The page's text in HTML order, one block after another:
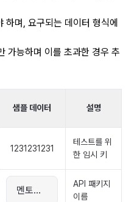
하며, 요구되는 데이터 형식에
가능하며 이를 초과한 경우 추
샘플 데이터 설명
1231231231
테스트를 위
한 임시 키
API 패키지
이름